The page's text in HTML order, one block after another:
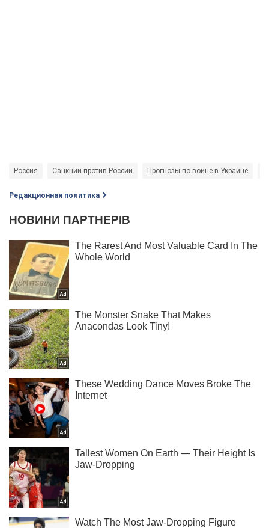
Россия Санкции против России Прогнозы по войне в Украине
Редакционная политика